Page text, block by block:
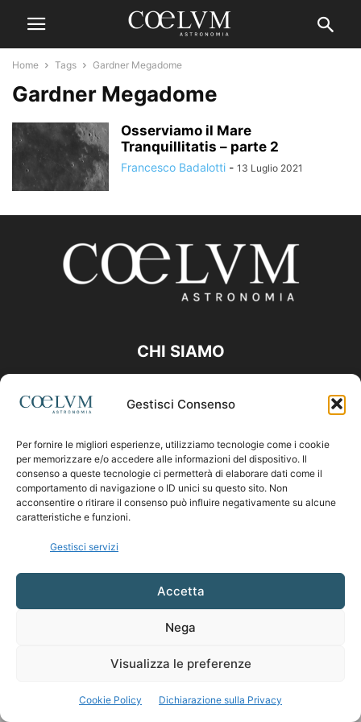
Gestisci Consenso
Per fornire le migliori esperienze, utilizziamo tecnologie come i cookie
per memorizzare e/o accedere alle informazioni del dispositivo. Il
consenso a queste tecnologie ci permetterà di elaborare dati come il
comportamento di navigazione o ID unici su questo sito. Non
acconsentire o ritirare il consenso può influire negativamente su alcune
caratteristiche e funzioni.
Gestisci servizi
Accetta
Nega
Visualizza le preferenze
Cookie Policy Dichiarazione sulla Privacy
Home Tags Gardner Megadome
Gardner Megadome
Osserviamo il Mare
Tranquillitatis – parte 2
Francesco Badalotti - 13 Luglio 2021
CHI SIAMO
Contattaci:coelumastro@coelum.com
SEGUICI